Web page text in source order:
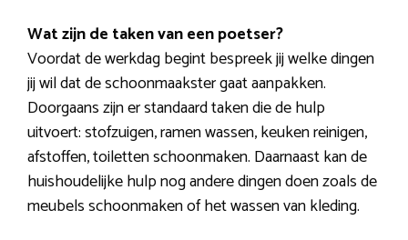
Wat zijn de taken van een poetser?
Voordat de werkdag begint bespreek jij welke dingen
jij wil dat de schoonmaakster gaat aanpakken.
Doorgaans zijn er standaard taken die de hulp
uitvoert: stofzuigen, ramen wassen, keuken reinigen,
afstoffen, toiletten schoonmaken. Daarnaast kan de
huishoudelijke hulp nog andere dingen doen zoals de
meubels schoonmaken of het wassen van kleding.